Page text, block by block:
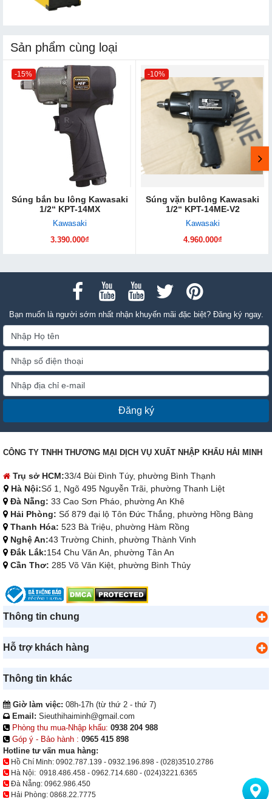
Sản phẩm cùng loại
-15%
Súng bắn bu lông Kawasaki
1/2“ KPT-14MX
Kawasaki
3.390.000₫
-10%
Súng vặn bulông Kawasaki
1/2“ KPT-14ME-V2
Kawasaki
4.960.000₫
Bạn muốn là người sớm nhất nhận khuyến mãi đặc biệt? Đăng ký ngay.
Đăng ký
CÔNG TY TNHH THƯƠNG MẠI DỊCH VỤ XUẤT NHẬP KHẨU HẢI MINH
Trụ sở HCM:33/4 Bùi Đình Túy, phường Bình Thạnh
Hà Nội:Số 1, Ngõ 495 Nguyễn Trãi, phường Thanh Liệt
Đà Nẵng: 33 Cao Sơn Pháo, phường An Khê
Hải Phòng: Số 879 đại lộ Tôn Đức Thắng, phường Hồng Bàng
Thanh Hóa: 523 Bà Triệu, phường Hàm Rồng
Nghệ An:43 Trường Chinh, phường Thành Vinh
Đắk Lắk:154 Chu Văn An, phường Tân An
Cần Thơ: 285 Võ Văn Kiệt, phường Bình Thủy
Thông tin chung
Hỗ trợ khách hàng
Thông tin khác
Giờ làm việc: 08h-17h (từ thứ 2 - thứ 7)
Email: Sieuthihaiminh@gmail.com
Phòng thu mua-Nhập khẩu: 0938 204 988
Góp ý - Bảo hành : 0965 415 898
Hotline tư vấn mua hàng:
Hồ Chí Minh: 0902.787.139 - 0932.196.898 - (028)3510.2786
Hà Nội: 0918.486.458 - 0962.714.680 - (024)3221.6365
Đà Nẵng: 0962.986.450
Hải Phòng: 0868.22.7775